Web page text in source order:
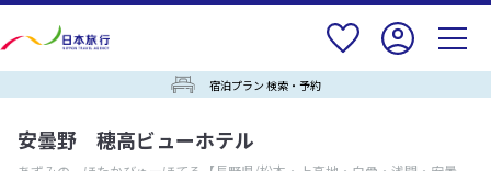
宿泊プラン 検索・予約
安曇野 穂高ビューホテル